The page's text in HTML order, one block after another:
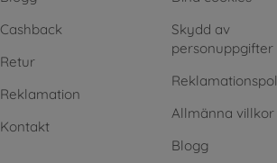
Cashback
Retur
Reklamation
Kontakt
Skydd av
personuppgifter
Allmänna villkor
Blogg